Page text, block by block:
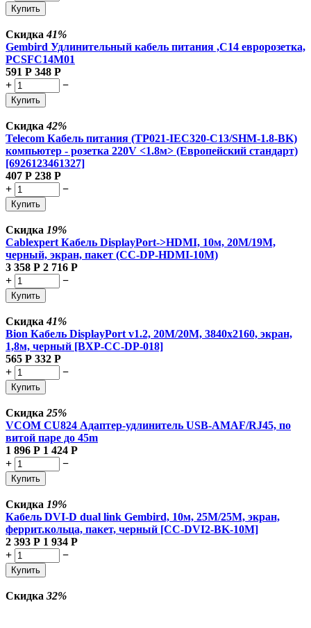
Купить
Скидка41%
Gembird Удлинительный кабель питания ,C14 евророзетка,
PCSFC14M01
591 Р 348 Р
+
−
Купить
Скидка42%
Telecom Кабель питания (TP021-IEC320-C13/SHM-1.8-BK)
компьютер - розетка 220V <1.8м> (Европейский стандарт)
[6926123461327]
407 Р 238 Р
+
−
Купить
Скидка 19%
Cablexpert Кабель DisplayPort->HDMI, 10м, 20M/19M,
черный, экран, пакет (CC-DP-HDMI-10M)
3 358 Р 2 716 Р
+
−
Купить
Скидка41%
Bion Кабель DisplayPort v1.2, 20M/20M, 3840x2160, экран,
1,8м, черный [BXP-CC-DP-018]
565 Р 332 Р
+
−
Купить
Скидка 25%
VCOM CU824 Адаптер-удлинитель USB-AMAF/RJ45, по
витой паре до 45m
1 896 Р 1 424 Р
+
−
Купить
Скидка 19%
Кабель DVI-D dual link Gembird, 10м, 25M/25M, экран,
феррит.кольца, пакет, черный [CC-DVI2-BK-10M]
2 393 Р 1 934 Р
+
−
Купить
Скидка 32%